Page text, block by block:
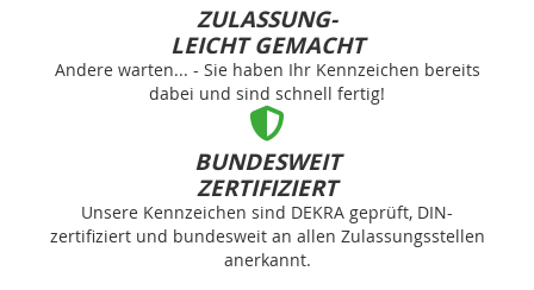
ZULASSUNG-
LEICHT GEMACHT
Andere warten... - Sie haben Ihr Kennzeichen bereits
dabei und sind schnell fertig!
BUNDESWEIT
ZERTIFIZIERT
Unsere Kennzeichen sind DEKRA geprüft, DIN-
zertifiziert und bundesweit an allen Zulassungsstellen
anerkannt.